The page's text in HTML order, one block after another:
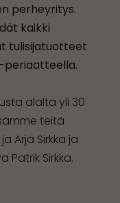
perheyritys.
kaikki
tulisijatuotteet
periaatteella.
alalta yli 30
teitä
Arja Sirkka ja
Sirkka.